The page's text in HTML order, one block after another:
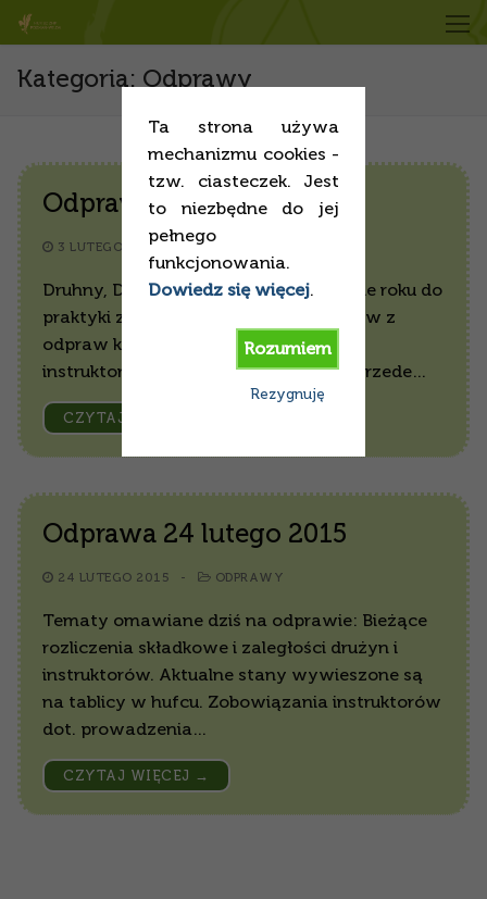
Ta strona używa
mechanizmu cookies -
tzw. ciasteczek. Jest
to niezbędne do jej
pełnego
funkcjonowania.
Dowiedz się więcej.
Rozumiem
Rezygnuję
Przejdź
do
treściKategoria: Odprawy
Odprawa 2 lutego 2016
3 LUTEGO 2016 - ODPRAWY
Druhny, Druhowie! Wracamy po prawie roku do
praktyki zamieszczania skrótu tematów z
odpraw kadry na stronie w sekcji dla
instruktorów. Ku Waszej pamięci, ale przede…
CZYTAJ WIĘCEJ →
Odprawa 24 lutego 2015
24 LUTEGO 2015 - ODPRAWY
Tematy omawiane dziś na odprawie: Bieżące
rozliczenia składkowe i zaległości drużyn i
instruktorów. Aktualne stany wywieszone są
na tablicy w hufcu. Zobowiązania instruktorów
dot. prowadzenia…
CZYTAJ WIĘCEJ →